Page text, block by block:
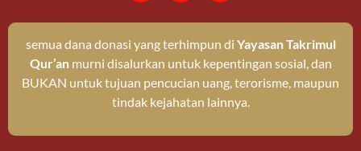
semua dana donasi yang terhimpun di Yayasan Takrimul
Qur’anmurni disalurkan untuk kepentingan sosial, dan
BUKAN untuk tujuan pencucian uang, terorisme, maupun
tindak kejahatan lainnya.